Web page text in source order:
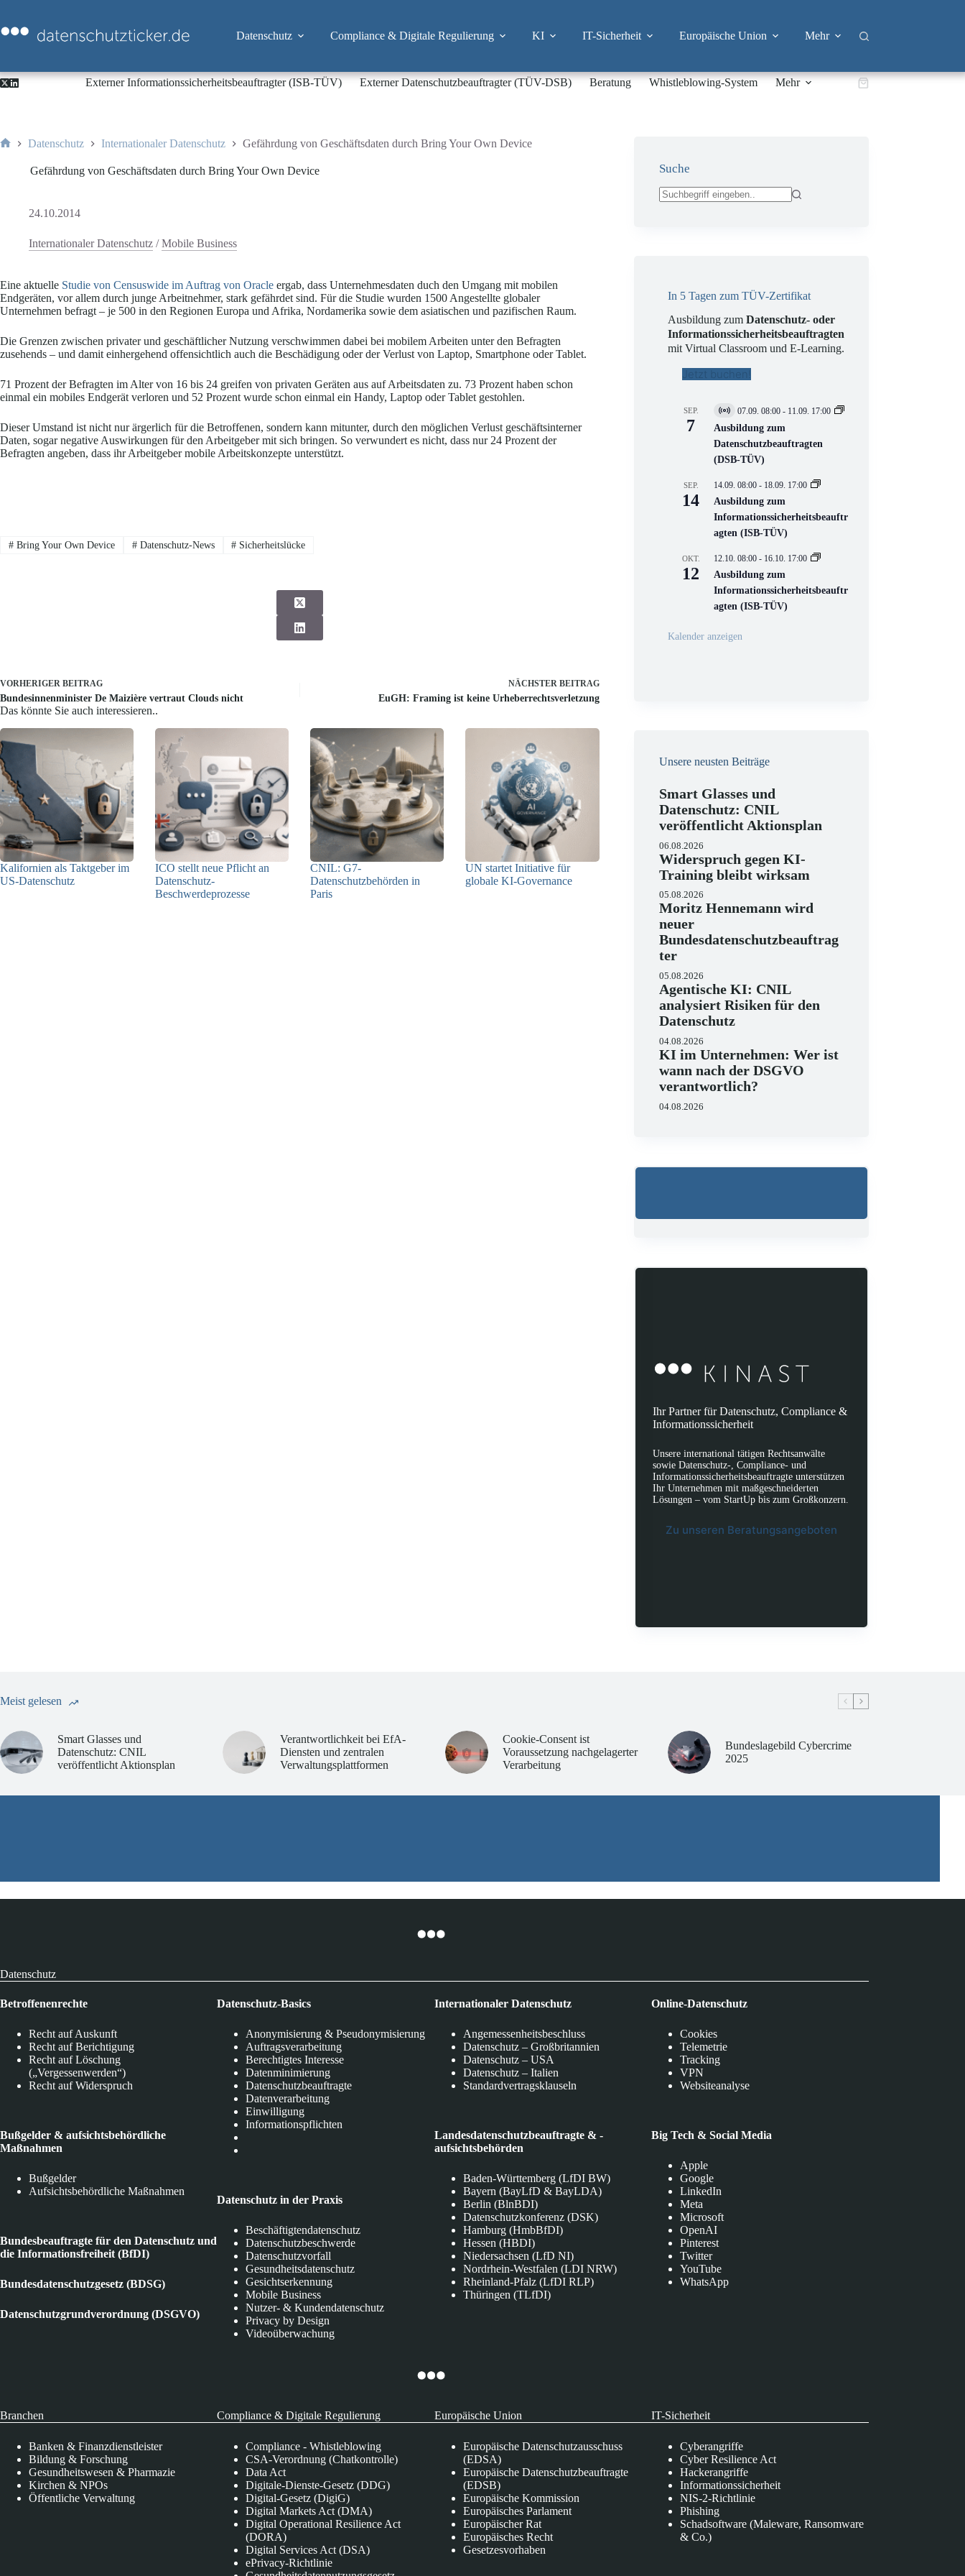
springen
Datenschutz Compliance & Digitale Regulierung KI IT-Sicherheit Europäische Union Mehr
Externer Informationssicherheitsbeauftragter (ISB-TÜV) Externer Datenschutzbeauftragter (TÜV-DSB) Beratung Whistleblowing-System Mehr Warenkorb
Datenschutz Internationaler Datenschutz Gefährdung von Geschäftsdaten durch Bring Your Own Device
Gefährdung von Geschäftsdaten durch Bring Your Own Device
24.10.2014
Internationaler Datenschutz /Mobile Business
Eine aktuelle Studie von Censuswide im Auftrag von Oracle ergab, dass Unternehmesdaten duch den Umgang mit mobilen
Endgeräten, vor allem durch junge Arbeitnehmer, stark gefährdet sind. Für die Studie wurden 1500 Angestellte globaler
Unternehmen befragt – je 500 in den Regionen Europa und Afrika, Nordamerika sowie dem asiatischen und pazifischen Raum.
Die Grenzen zwischen privater und geschäftlicher Nutzung verschwimmen dabei bei mobilem Arbeiten unter den Befragten
zusehends – und damit einhergehend offensichtlich auch die Beschädigung oder der Verlust von Laptop, Smartphone oder Tablet.
71 Prozent der Befragten im Alter von 16 bis 24 greifen von privaten Geräten aus auf Arbeitsdaten zu. 73 Prozent haben schon
einmal ein mobiles Endgerät verloren und 52 Prozent wurde schon einmal ein Handy, Laptop oder Tablet gestohlen.
Dieser Umstand ist nicht nur ärgerlich für die Betroffenen, sondern kann mitunter, durch den möglichen Verlust geschäftsinterner
Daten, sogar negative Auswirkungen für den Arbeitgeber mit sich bringen. So verwundert es nicht, dass nur 24 Prozent der
Befragten angeben, dass ihr Arbeitgeber mobile Arbeitskonzepte unterstützt.
#Bring Your Own Device #Datenschutz-News # Sicherheitslücke
VORHERIGER BEITRAG
Bundesinnenminister De Maizière vertraut Clouds nicht
NÄCHSTER BEITRAG
EuGH: Framing ist keine Urheberrechtsverletzung
Das könnte Sie auch interessieren..
Kalifornien als Taktgeber im
US-Datenschutz
ICO stellt neue Pflicht an
Datenschutz-
Beschwerdeprozesse
CNIL: G7-
Datenschutzbehörden in
Paris
UN startet Initiative für
globale KI-Governance
Suche
In 5 Tagen zum TÜV-Zertifikat
Ausbildung zumDatenschutz- oder
Informationssicherheitsbeauftragten
mit Virtual Classroom und E-Learning.
Jetzt buchen!
SEP.
7
V
i
t
u
l
V
e
r
n
s
t
a
t
n
07.09. 08:00 - 11.09. 17:00
Ausbildung zum
Datenschutzbeauftragten
(DSB-TÜV)
SEP.
14
14.09. 08:00 - 18.09. 17:00
Ausbildung zum
Informationssicherheitsbeauftr
agten (ISB-TÜV)
OKT.
12
12.10. 08:00 - 16.10. 17:00
Ausbildung zum
Informationssicherheitsbeauftr
agten (ISB-TÜV)
Kalender anzeigen
Unsere neusten Beiträge
Smart Glasses und
Datenschutz: CNIL
veröffentlicht Aktionsplan
06.08.2026
Widerspruch gegen KI-
Training bleibt wirksam
05.08.2026
Moritz Hennemann wird
neuer
Bundesdatenschutzbeauftrag
ter
05.08.2026
Agentische KI: CNIL
analysiert Risiken für den
Datenschutz
04.08.2026
KI im Unternehmen: Wer ist
wann nach der DSGVO
verantwortlich?
04.08.2026
Ihr Partner für Datenschutz, Compliance &
Informationssicherheit
Unsere international tätigen Rechtsanwälte
sowie Datenschutz-, Compliance- und
Informationssicherheitsbeauftragte unterstützen
Ihr Unternehmen mit maßgeschneiderten
Lösungen – vom StartUp bis zum Großkonzern.
Zu unseren Beratungsangeboten
Meist gelesen
Smart Glasses und
Datenschutz: CNIL
veröffentlicht Aktionsplan
Verantwortlichkeit bei EfA-
Diensten und zentralen
Verwaltungsplattformen
Cookie-Consent ist
Voraussetzung nachgelagerter
Verarbeitung
Bundeslagebild Cybercrime
2025
Datenschutz
Betroffenenrechte
Recht auf Auskunft
Recht auf Berichtigung
Recht auf Löschung
(„Vergessenwerden“)
Recht auf Widerspruch
Bußgelder & aufsichtsbehördliche
Maßnahmen
Bußgelder
Aufsichtsbehördliche Maßnahmen
Bundesbeauftragte für den Datenschutz und
die Informationsfreiheit (BfDI)
Bundesdatenschutzgesetz (BDSG)
Datenschutzgrundverordnung (DSGVO)
Datenschutz-Basics
Anonymisierung & Pseudonymisierung
Auftragsverarbeitung
Berechtigtes Interesse
Datenminimierung
Datenschutzbeauftragte
Datenverarbeitung
Einwilligung
Informationspflichten
Datenschutz in der Praxis
Beschäftigtendatenschutz
Datenschutzbeschwerde
Datenschutzvorfall
Gesundheitsdatenschutz
Gesichtserkennung
Mobile Business
Nutzer- & Kundendatenschutz
Privacy by Design
Videoüberwachung
Internationaler Datenschutz
Angemessenheitsbeschluss
Datenschutz – Großbritannien
Datenschutz – USA
Datenschutz – Italien
Standardvertragsklauseln
Landesdatenschutzbeauftragte & -
aufsichtsbehörden
Baden-Württemberg (LfDI BW)
Bayern (BayLfD & BayLDA)
Berlin (BlnBDI)
Datenschutzkonferenz (DSK)
Hamburg (HmbBfDI)
Hessen (HBDI)
Niedersachsen (LfD NI)
Nordrhein-Westfalen (LDI NRW)
Rheinland-Pfalz (LfDI RLP)
Thüringen (TLfDI)
Online-Datenschutz
Cookies
Telemetrie
Tracking
VPN
Websiteanalyse
Big Tech & Social Media
Apple
Google
LinkedIn
Meta
Microsoft
OpenAI
Pinterest
Twitter
YouTube
WhatsApp
Branchen
Banken & Finanzdienstleister
Bildung & Forschung
Gesundheitswesen & Pharmazie
Kirchen & NPOs
Öffentliche Verwaltung
Compliance & Digitale Regulierung
Compliance - Whistleblowing
CSA-Verordnung (Chatkontrolle)
Data Act
Digitale-Dienste-Gesetz (DDG)
Digital-Gesetz (DigiG)
Digital Markets Act (DMA)
Digital Operational Resilience Act
(DORA)
Digital Services Act (DSA)
ePrivacy-Richtlinie
Europäische Union
Europäische Datenschutzausschuss
(EDSA)
Europäische Datenschutzbeauftragte
(EDSB)
Europäische Kommission
Europäisches Parlament
Europäischer Rat
Europäisches Recht
Gesetzesvorhaben
IT-Sicherheit
Cyberangriffe
Cyber Resilience Act
Hackerangriffe
Informationssicherheit
NIS-2-Richtlinie
Phishing
Schadsoftware (Maleware, Ransomware
& Co.)